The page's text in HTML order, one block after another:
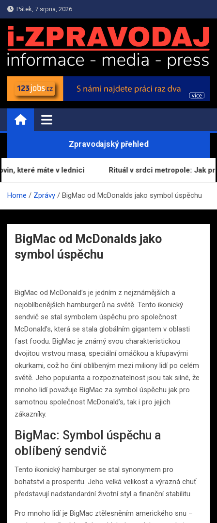
Skip
to
content
Pátek, 7 srpna, 2026
i-ZPRAVODAJ.CZ | Zprávy
Informační portál
Zpravodajský přehled
které máte v lednici Rituál v srdci metropole: Jak
Home Zprávy BigMac od McDonalds jako symbol úspěchu
BigMac od McDonalds jako
symbol úspěchu
BigMac od McDonald’s je jedním z nejznámějších a
nejoblíbenějších hamburgerů na světě. Tento ikonický
sendvič se stal symbolem úspěchu pro společnost
McDonald’s, která se stala globálním gigantem v oblasti
fast foodu. BigMac je známý svou charakteristickou
dvojitou vrstvou masa, speciální omáčkou a křupavými
okurkami, což ho činí oblíbeným mezi miliony lidí po celém
světě. Jeho popularita a rozpoznatelnost jsou tak silné, že
mnoho lidí považuje BigMac za symbol úspěchu jak pro
samotnou společnost McDonald’s, tak i pro jejich
zákazníky.
BigMac: Symbol úspěchu a
oblíbený sendvič
Tento ikonický hamburger se stal synonymem pro
bohatství a prosperitu. Jeho velká velikost a výrazná chuť
představují nadstandardní životní styl a finanční stabilitu.
Pro mnoho lidí je BigMac ztělesněním amerického snu –